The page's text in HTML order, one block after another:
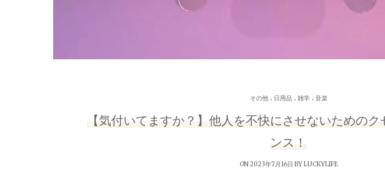
その他. 日用品. 雑学. 音楽
【気付いてますか？】他人を不快にさせないための
ンス！
ON 2023年7月16日 BYLUCKYLIFE